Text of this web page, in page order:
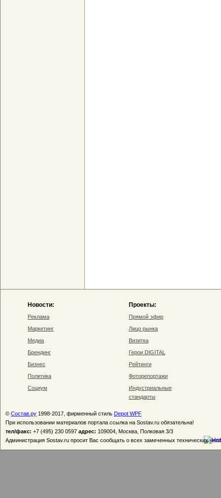
Новости:
Реклама
Маркетинг
Медиа
Брендинг
Бизнес
Политика
Социум
Проекты:
Прямой эфир
Лицо рынка
Визитка
Герои DIGITAL
Рейтинги
Фоторепортажи
Индустриальные
стандарты
© Состав.ру 1998-2017, фирменный стиль Depot WPF
При использовании материалов портала ссылка на Sostav.ru обязательна!
тел/факс: +7 (495) 230 0597 адрес: 109004, Москва, Полковая 3/3
Администрация Sostav.ru просит Вас сообщать о всех замеченных технических